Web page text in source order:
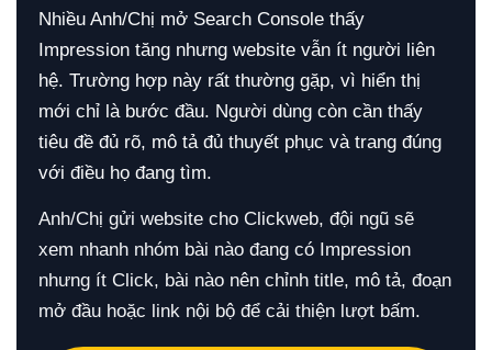
Nhiều Anh/Chị mở Search Console thấy
Impression tăng nhưng website vẫn ít người liên
hệ. Trường hợp này rất thường gặp, vì hiển thị
mới chỉ là bước đầu. Người dùng còn cần thấy
tiêu đề đủ rõ, mô tả đủ thuyết phục và trang đúng
với điều họ đang tìm.
Anh/Chị gửi website cho Clickweb, đội ngũ sẽ
xem nhanh nhóm bài nào đang có Impression
nhưng ít Click, bài nào nên chỉnh title, mô tả, đoạn
mở đầu hoặc link nội bộ để cải thiện lượt bấm.